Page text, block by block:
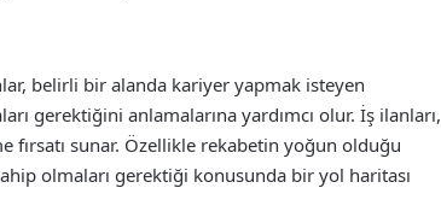
belirli bir alanda kariyer yapmak isteyen
gerektiğini anlamalarına yardımcı olur. İş ilanları,
fırsatı sunar. Özellikle rekabetin yoğun olduğu
olmaları gerektiği konusunda bir yol haritası